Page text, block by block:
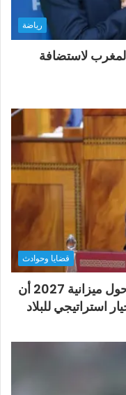
رياضة
لاستضافة
قضايا وحوادث
أخنوش يؤكد في المذكرة التوجيهية حول ميزانية 2027 أن
استراتيجي للبلاد